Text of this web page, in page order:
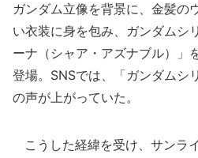
ガンダム立像を背景に、金髪の
い衣装に身を包み、ガンダムシ
ーナ（シャア・アズナブル）」
登場。SNSでは、「ガンダムシ
の声が上がっていた。
こうした経緯を受け、サンラ